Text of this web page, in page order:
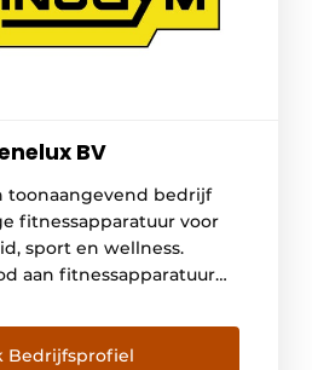
BV
toonaangevend bedrijf
fitnessapparatuur voor
sport en wellness.
aan fitnessapparatuur
voor thuis.
tot loopbanden, onze
Bedrijfsprofiel